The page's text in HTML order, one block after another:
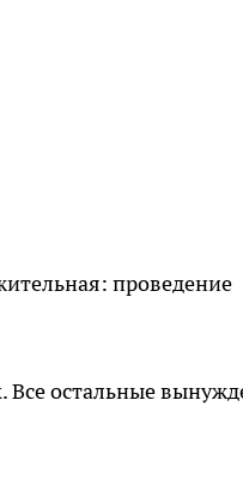
проведение
Все остальные